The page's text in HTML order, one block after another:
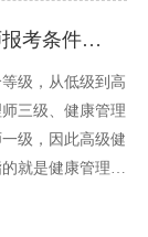
高级健康管理师报考条件是什么
级，从低级到高
三级、健康管理
级，因此高级健
就是健康管理师
面小编就和大家